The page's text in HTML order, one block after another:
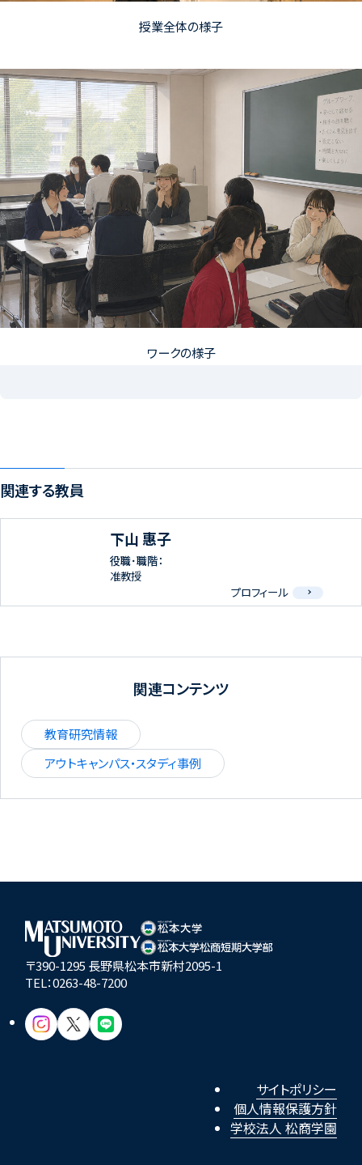
授業全体の様子
ワークの様子
関連する教員
下山 惠子
役職･職階：
准教授
プロフィール
関連コンテンツ
教育研究情報
アウトキャンパス・スタディ事例
〒390-1295 長野県松本市新村2095-1
TEL：0263-48-7200
サイトポリシー
個人情報保護方針
学校法人 松商学園